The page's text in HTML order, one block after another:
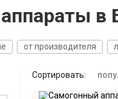
в
от производителя
Сортировать: